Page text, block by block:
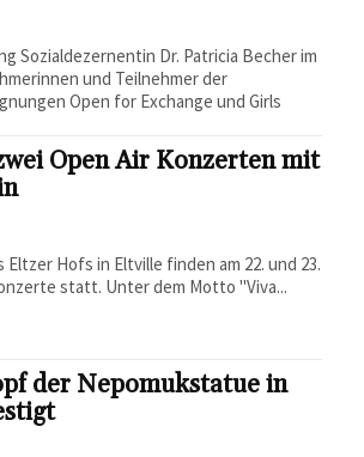
Sozialdezernentin Dr. Patricia Becher im
und Teilnehmer der
Open for Exchange und Girls
Open Air Konzerten mit
Hofs in Eltville finden am 22. und 23.
statt. Unter dem Motto "Viva...
der Nepomukstatue in